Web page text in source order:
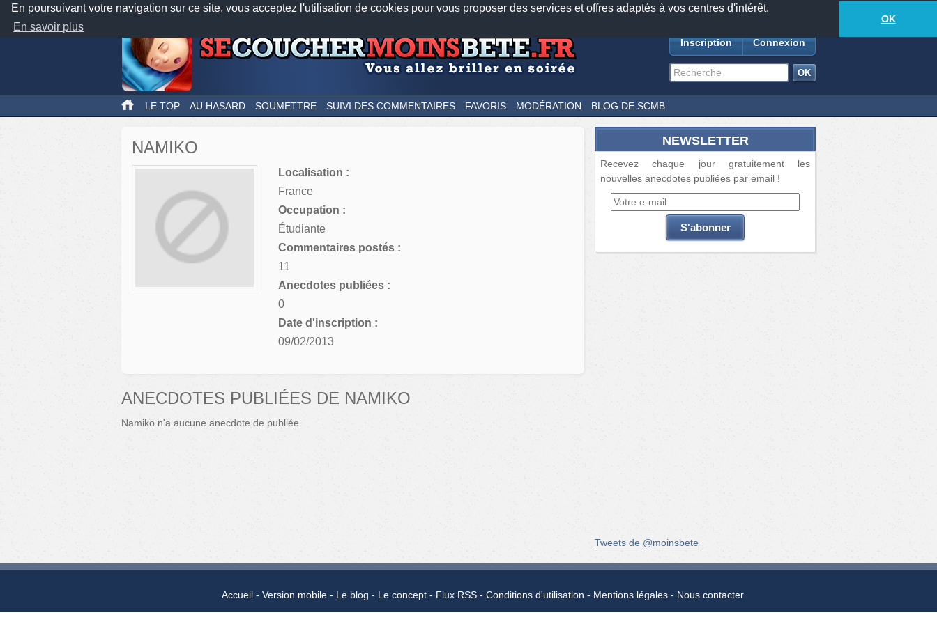
En poursuivant votre navigation sur ce site, vous acceptez l'utilisation de cookies pour vous proposer des services et offres adaptés à vos centres d'intérêt.
En savoir plus
OK
Nos applications mobiles Newsletter Facebook
TwitterFeeds18877anecdotes-564lecteurs connectés
Inscription Connexion
LE TOP AU HASARD SOUMETTRE SUIVI DES COMMENTAIRES FAVORIS MODÉRATION BLOG DE SCMB
NAMIKO
Localisation :
France
Occupation :
Étudiante
Commentaires postés :
11
Anecdotes publiées :
0
Date d'inscription :
09/02/2013
ANECDOTES PUBLIÉES DE NAMIKO
Namiko n'a aucune anecdote de publiée.
NEWSLETTER
Recevez chaque jour gratuitement les
nouvelles anecdotes publiées par email !
Tweets de @moinsbete
Accueil Version mobile Le blog Le concept Flux RSS Conditions d'utilisation Mentions légales Nous contacter